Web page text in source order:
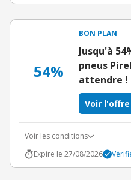
54%
BON PLAN
Jusqu'à
pneus
attendre !
Voir l'offre
Voir les conditions
Expire le 27/08/2026